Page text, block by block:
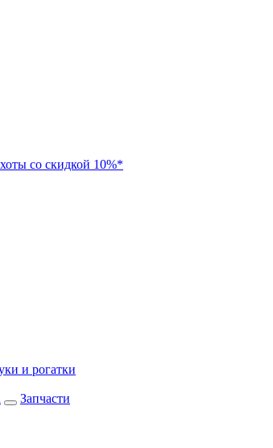
со скидкой 10%*
и рогатки
Запчасти